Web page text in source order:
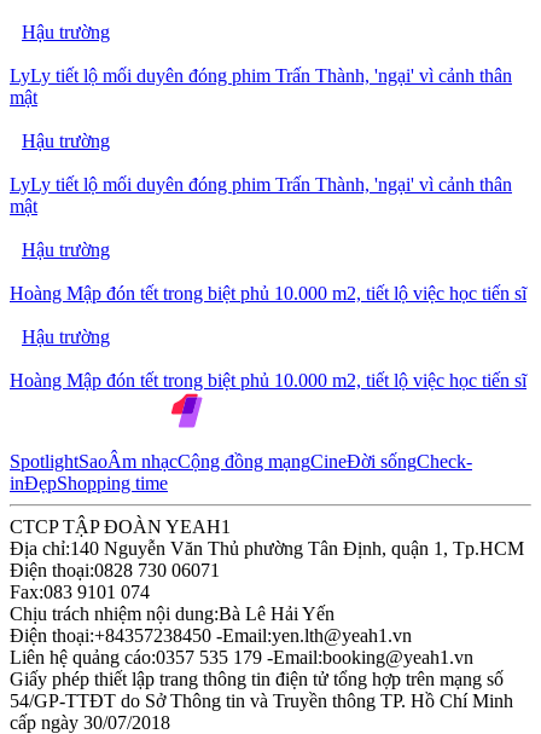
Hậu trường
LyLy tiết lộ mối duyên đóng phim Trấn Thành, 'ngại' vì cảnh thân
mật
Hậu trường
LyLy tiết lộ mối duyên đóng phim Trấn Thành, 'ngại' vì cảnh thân
mật
Hậu trường
Hoàng Mập đón tết trong biệt phủ 10.000 m2, tiết lộ việc học tiến sĩ
Hậu trường
Hoàng Mập đón tết trong biệt phủ 10.000 m2, tiết lộ việc học tiến sĩ
SpotlightSaoÂm nhạcCộng đồng mạngCineĐời sốngCheck-
inĐẹpShopping time
CTCP TẬP ĐOÀN YEAH1
Địa chỉ:140 Nguyễn Văn Thủ phường Tân Định, quận 1, Tp.HCM
Điện thoại:0828 730 06071
Fax:083 9101 074
Chịu trách nhiệm nội dung:Bà Lê Hải Yến
Điện thoại:+84357238450 -Email:yen.lth@yeah1.vn
Liên hệ quảng cáo:0357 535 179 -Email:booking@yeah1.vn
Giấy phép thiết lập trang thông tin điện tử tổng hợp trên mạng số
54/GP-TTĐT do Sở Thông tin và Truyền thông TP. Hồ Chí Minh
cấp ngày 30/07/2018